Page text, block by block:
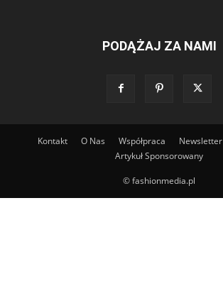
PODĄŻAJ ZA NAMI
Kontakt O Nas Współpraca Newsletter
Artykuł Sponsorowany
© fashionmedia.pl